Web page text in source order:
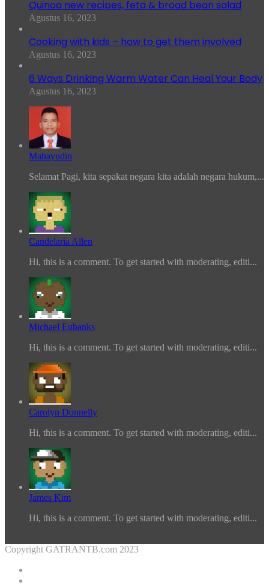
Quinoa new recipes, feta & broad bean salad
Agustus 16, 2023
Cooking with kids – how to get them involved
Agustus 16, 2023
6 Ways Drinking Warm Water Can Heal Your Body
Agustus 16, 2023
Mahayudin
Selamat Pagi, kita sepakat negara kita adalah negara hukum,...
Candelaria Allen
Hi, this is a comment. To get started with moderating, editi...
Michael Eubanks
Hi, this is a comment. To get started with moderating, editi...
Carolyn Donnelly
Hi, this is a comment. To get started with moderating, editi...
James Kim
Hi, this is a comment. To get started with moderating, editi...
Copyright GATRANTB.com 2023